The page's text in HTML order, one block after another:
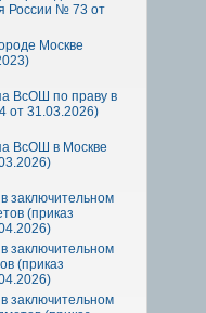
России № 73 от
Москве
ВсОШ по праву в
от 31.03.2026)
ВсОШ в Москве
заключительном
(приказ
заключительном
(приказ
заключительном